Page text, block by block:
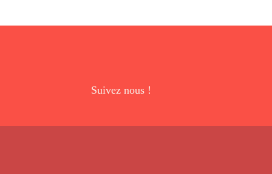
Suivez nous !